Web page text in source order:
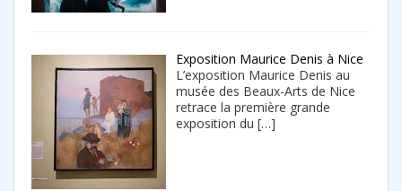
Exposition Maurice Denis à Nice
L’exposition Maurice Denis au
musée des Beaux-Arts de Nice
retrace la première grande
exposition du […]